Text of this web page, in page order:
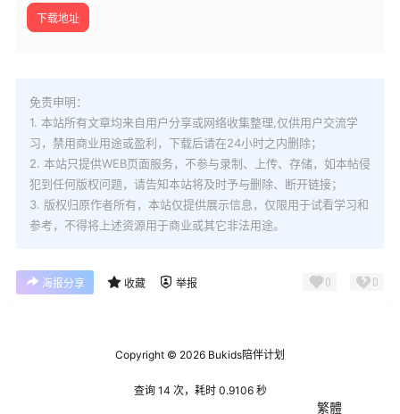
下载地址
免责申明：
1. 本站所有文章均来自用户分享或网络收集整理,仅供用户交流学
习，禁用商业用途或盈利，下载后请在24小时之内删除；
2. 本站只提供WEB页面服务，不参与录制、上传、存储，如本帖侵
犯到任何版权问题，请告知本站将及时予与删除、断开链接；
3. 版权归原作者所有，本站仅提供展示信息，仅限用于试看学习和
参考，不得将上述资源用于商业或其它非法用途。
海报分享 收藏 举报 0 0
Copyright © 2026 Bukids陪伴计划
查询 14 次，耗时 0.9106 秒
繁體